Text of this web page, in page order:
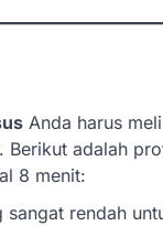
Anda harus
adalah
8 menit:
rendah